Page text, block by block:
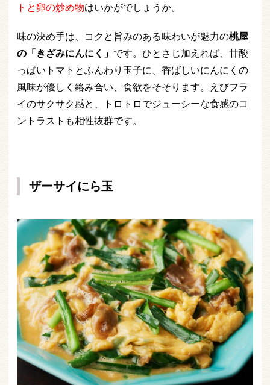
トと卵の炒め物はいかがでしょうか。
味の決め手は、コクと旨みのある味わいが魅力の桃屋
の「きざみにんにく」 です。ひとさじ加えれば、甘酸
っぱいトマトとふんわり玉子に、香ばしいにんにくの
風味が優しく絡み合い、食欲をそそります。えびフラ
イのサクサク感と、トロトロでジューシーな食感のコ
ントラストも相性抜群です。
ザーサイにら玉